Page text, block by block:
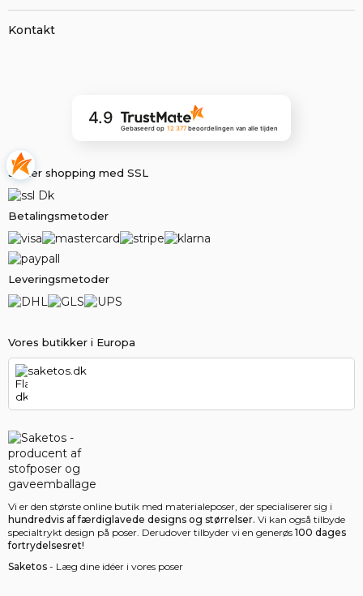
Vi er den største online butik med materialeposer, der specialiserer sig i
hundredvis af færdiglavede designs og størrelser. Vi kan også tilbyde
specialtrykt design på poser. Derudover tilbyder vi en generøs 100 dages
fortrydelsesret!
Saketos - Læg dine idéer i vores poser
Vores butikker i Europa
saketos.dk
Kontakt
4.9
Gebaseerd op 12 377 beoordelingenvan alle tijden
Sikker shopping med SSL
Betalingsmetoder
Leveringsmetoder